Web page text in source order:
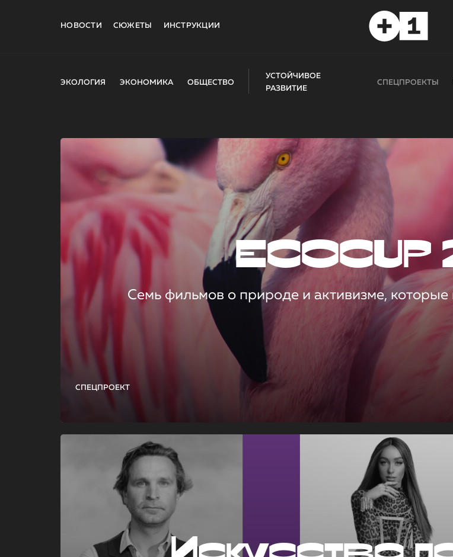
НОВОСТИ СЮЖЕТЫ ИНСТРУКЦИИ
ЭКОЛОГИЯ ЭКОНОМИКА ОБЩЕСТВО
УСТОЙЧИВОЕ
РАЗВИТИЕ
СПЕЦПРОЕКТЫ
СПЕЦПРОЕКТ
ECOCUP
Семь фильмов о природе и активизме,